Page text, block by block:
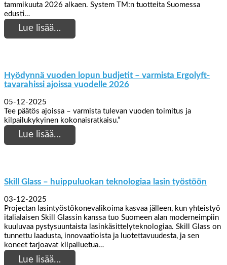
tammikuuta 2026 alkaen. System TM:n tuotteita Suomessa
edusti…
Lue lisää…
Hyödynnä vuoden lopun budjetit – varmista Ergolyft-
tavarahissi ajoissa vuodelle 2026
05-12-2025
Tee päätös ajoissa – varmista tulevan vuoden toimitus ja
kilpailukykyinen kokonaisratkaisu.”
Lue lisää…
Skill Glass – huippuluokan teknologiaa lasin työstöön
03-12-2025
Projectan lasintyöstökonevalikoima kasvaa jälleen, kun yhteistyö
italialaisen Skill Glassin kanssa tuo Suomeen alan moderneimpiin
kuuluvaa pystysuuntaista lasinkäsittelyteknologiaa. Skill Glass on
tunnettu laadusta, innovaatioista ja luotettavuudesta, ja sen
koneet tarjoavat kilpailuetua…
Lue lisää…